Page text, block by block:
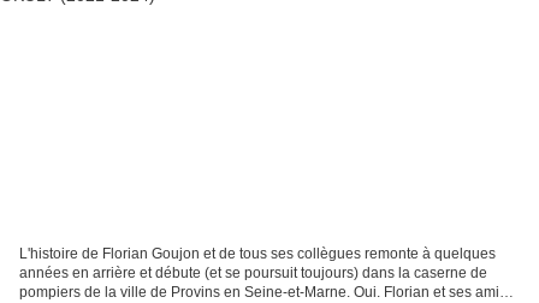
L'histoire de Florian Goujon et de tous ses collègues remonte à quelques
années en arrière et débute (et se poursuit toujours) dans la caserne de
pompiers de la ville de Provins en Seine-et-Marne. Oui. Florian et ses amis